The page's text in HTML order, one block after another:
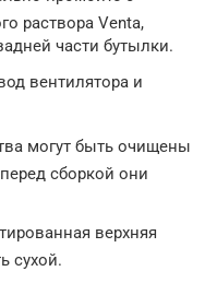
раствора Venta,
части бутылки.
вентилятора и
могут быть очищены
сборкой они
верхняя
сухой.